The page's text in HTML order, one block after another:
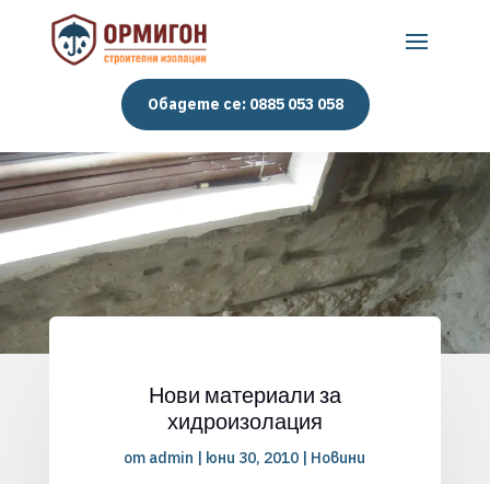
Обадете се: 0885 053 058
Нови материали за
хидроизолация
от admin | юни 30, 2010 | Новини